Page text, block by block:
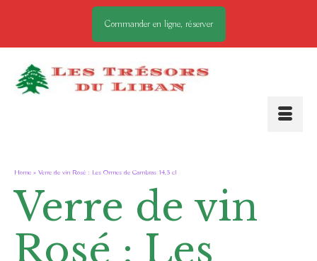
Commander en ligne, réserver
Home » Verre de vin Rosé : Les Ormes de Cambras 14,5 cl
Verre de vin
Rosé : Les